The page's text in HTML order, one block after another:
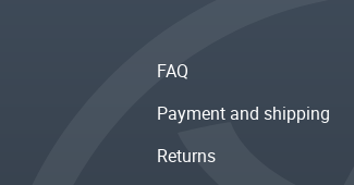
FAQ
Payment and shipping
Returns